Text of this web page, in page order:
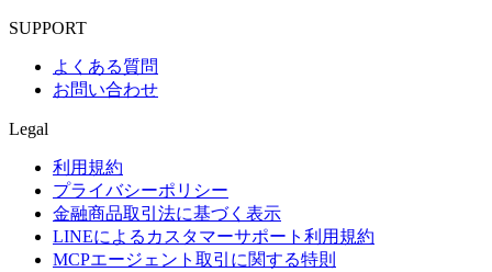
SUPPORT
よくある質問
お問い合わせ
Legal
利用規約
プライバシーポリシー
金融商品取引法に基づく表示
LINEによるカスタマーサポート利用規約
MCPエージェント取引に関する特則